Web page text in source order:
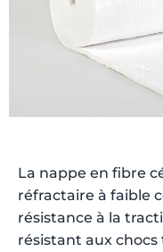
La nappe en fibre
réfractaire à faible
résistance à la
résistant aux